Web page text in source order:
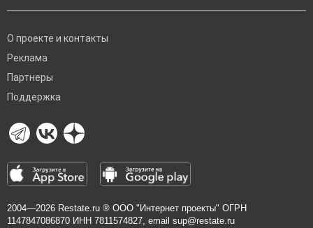
О проекте и контакты
Реклама
Партнеры
Поддержка
2004—2026 Restate.ru ® ООО "Интернет проекты" ОГРН
1147847086870 ИНН 7811574827, email sup@restate.ru